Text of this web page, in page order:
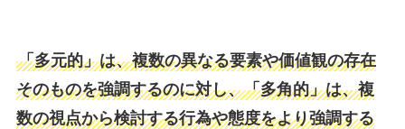
「多元的」は、複数の異なる要素や価値観の存在
そのものを強調するのに対し、「多角的」は、複
数の視点から検討する行為や態度をより強調する